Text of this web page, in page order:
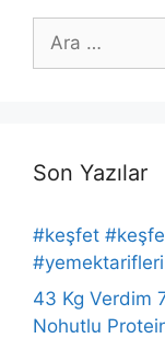
ara
Son Yazılar
#keşfet
43 Kg Verdim
Nohutlu